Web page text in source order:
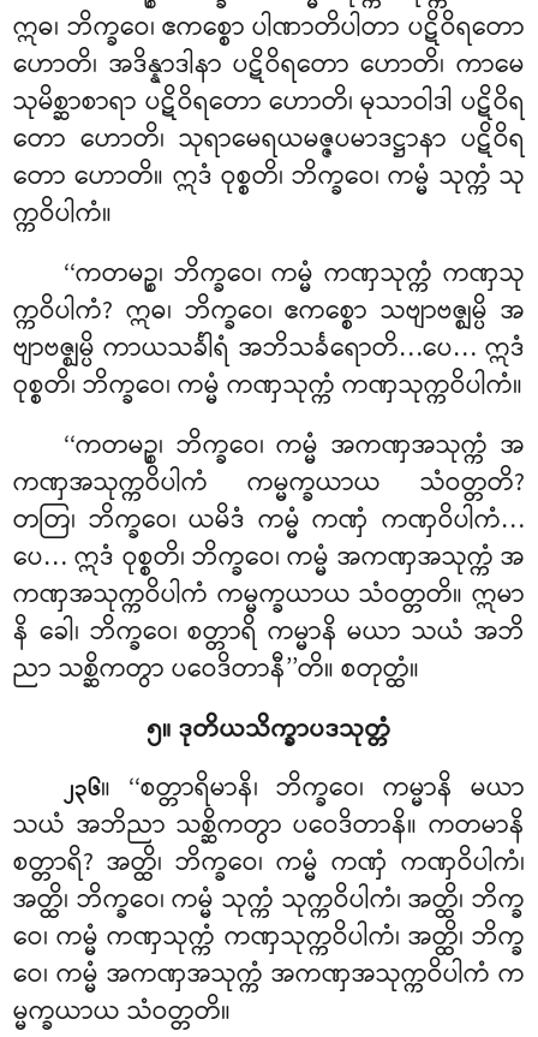
ဣဓ၊ ဘိက္ခဝေ၊ ဧကစ္စော ပါဏာတိပါတာ ပဋိဝိရတော
ဟောတိ၊ အဒိန္နာဒါနာ ပဋိဝိရတော ဟောတိ၊ ကာမေ
သုမိစ္ဆာစာရာ ပဋိဝိရတော ဟောတိ၊ မုသာဝါဒါ ပဋိဝိရ
တော ဟောတိ၊ သုရာမေရယမဇ္ဇပမာဒဋ္ဌာနာ ပဋိဝိရ
တော ဟောတိ။ ဣဒံ ဝုစ္စတိ၊ ဘိက္ခဝေ၊ ကမ္မံ သုက္ကံ သု
က္ကဝိပါကံ။
‘‘ကတမဉ္စ၊ ဘိက္ခဝေ၊ ကမ္မံ ကဏှသုက္ကံ ကဏှသု
က္ကဝိပါကံ? ဣဓ၊ ဘိက္ခဝေ၊ ဧကစ္စော သဗျာဗဇ္ဈမ္ပိ အ
ဗျာဗဇ္ဈမ္ပိ ကာယသင်္ခါရံ အဘိသင်္ခရောတိ…ပေ… ဣဒံ
ဝုစ္စတိ၊ ဘိက္ခဝေ၊ ကမ္မံ ကဏှသုက္ကံ ကဏှသုက္ကဝိပါကံ။
‘‘ကတမဉ္စ၊ ဘိက္ခဝေ၊ ကမ္မံ အကဏှအသုက္ကံ အ
ကဏှအသုက္ကဝိပါကံ ကမ္မက္ခယာယ သံဝတ္တတိ?
တတြ၊ ဘိက္ခဝေ၊ ယမိဒံ ကမ္မံ ကဏှံ ကဏှဝိပါကံ…
ပေ… ဣဒံ ဝုစ္စတိ၊ ဘိက္ခဝေ၊ ကမ္မံ အကဏှအသုက္ကံ အ
ကဏှအသုက္ကဝိပါကံ ကမ္မက္ခယာယ သံဝတ္တတိ။ ဣမာ
နိ ခေါ၊ ဘိက္ခဝေ၊ စတ္တာရိ ကမ္မာနိ မယာ သယံ အဘိ
ညာ သစ္ဆိကတွာ ပဝေဒိတာနီ’’တိ။ စတုတ္ထံ။
၅။ ဒုတိယသိက္ခာပဒသုတ္တံ
၂၃၆။ ‘‘စတ္တာရိမာနိ၊ ဘိက္ခဝေ၊ ကမ္မာနိ မယာ
သယံ အဘိညာ သစ္ဆိကတွာ ပဝေဒိတာနိ။ ကတမာနိ
စတ္တာရိ? အတ္ထိ၊ ဘိက္ခဝေ၊ ကမ္မံ ကဏှံ ကဏှဝိပါကံ၊
အတ္ထိ၊ ဘိက္ခဝေ၊ ကမ္မံ သုက္ကံ သုက္ကဝိပါကံ၊ အတ္ထိ၊ ဘိက္ခ
ဝေ၊ ကမ္မံ ကဏှသုက္ကံ ကဏှသုက္ကဝိပါကံ၊ အတ္ထိ၊ ဘိက္ခ
ဝေ၊ ကမ္မံ အကဏှအသုက္ကံ အကဏှအသုက္ကဝိပါကံ က
မ္မက္ခယာယ သံဝတ္တတိ။